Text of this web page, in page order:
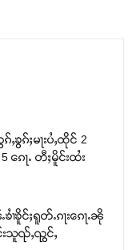
ႇၶွၵ်ႈမႃးပႆႇထိုင် 2
ၵေႃႉ တီႈမိူင်းထႆး
ၢႆၶိူင်ႈရူတ်ႉၵႃးၵေႃႉၼို
းသူၺ်ႇၺွင်ႇ